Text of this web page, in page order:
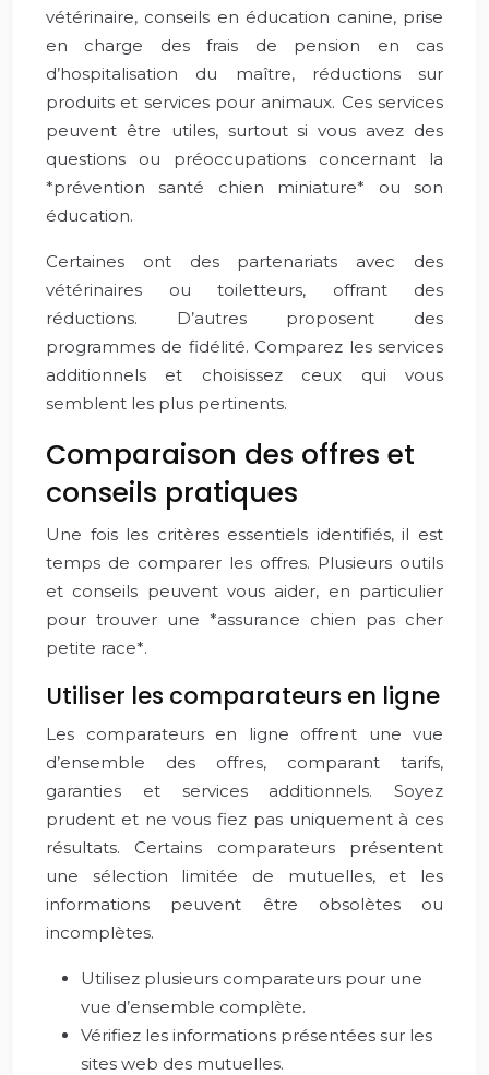
vétérinaire, conseils en éducation canine, prise
en charge des frais de pension en cas
d’hospitalisation du maître, réductions sur
produits et services pour animaux. Ces services
peuvent être utiles, surtout si vous avez des
questions ou préoccupations concernant la
*prévention santé chien miniature* ou son
éducation.
Certaines ont des partenariats avec des
vétérinaires ou toiletteurs, offrant des
réductions. D’autres proposent des
programmes de fidélité. Comparez les services
additionnels et choisissez ceux qui vous
semblent les plus pertinents.
Comparaison des offres et
conseils pratiques
Une fois les critères essentiels identifiés, il est
temps de comparer les offres. Plusieurs outils
et conseils peuvent vous aider, en particulier
pour trouver une *assurance chien pas cher
petite race*.
Utiliser les comparateurs en ligne
Les comparateurs en ligne offrent une vue
d’ensemble des offres, comparant tarifs,
garanties et services additionnels. Soyez
prudent et ne vous fiez pas uniquement à ces
résultats. Certains comparateurs présentent
une sélection limitée de mutuelles, et les
informations peuvent être obsolètes ou
incomplètes.
Utilisez plusieurs comparateurs pour une
vue d’ensemble complète.
Vérifiez les informations présentées sur les
sites web des mutuelles.